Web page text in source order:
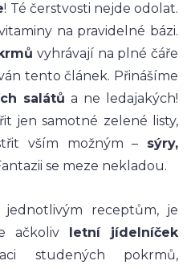
! Té čerstvosti nejde odolat.
na pravidelné bázi.
vyhrávají na plné čáře
tento článek. Přinášíme
salátů a ne ledajakých!
jen samotné zelené listy,
vším možným – sýry,
se meze nekladou.
receptům, je
ačkoliv letní jídelníček
studených pokrmů,